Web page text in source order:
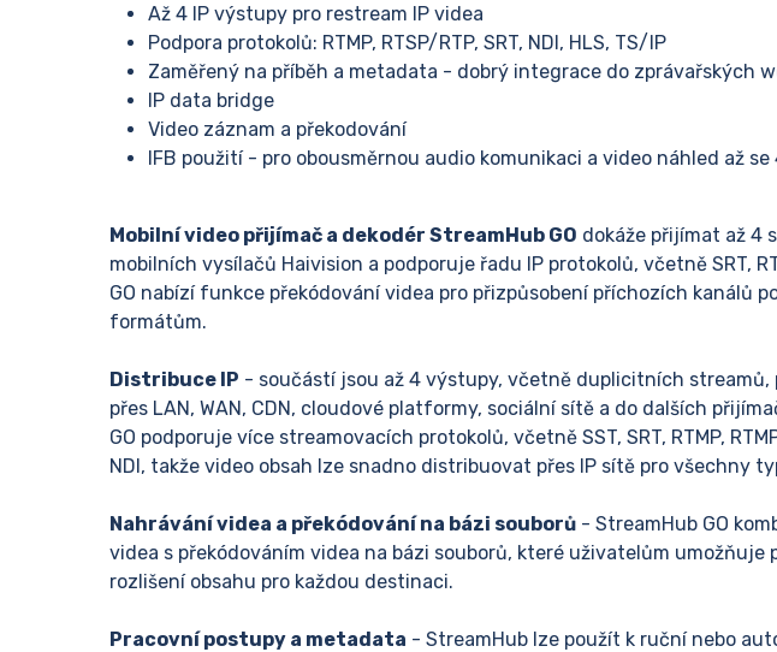
Až 4 IP výstupy pro restream IP videa
Podpora protokolů: RTMP, RTSP/RTP, SRT, NDI, HLS, TS/IP
Zaměřený na příběh a metadata - dobrý integrace do zprávařských
IP data bridge
Video záznam a překodování
IFB použití - pro obousměrnou audio komunikaci a video náhled až
Mobilní video přijímač a dekodér StreamHub GO dokáže přijímat až 4
mobilních vysílačů Haivision a podporuje řadu IP protokolů, včetně SRT,
GO nabízí funkce překódování videa pro přizpůsobení příchozích kanálů
formátům.
Distribuce IP - součástí jsou až 4 výstupy, včetně duplicitních streamů,
přes LAN, WAN, CDN, cloudové platformy, sociální sítě a do dalších
GO podporuje více streamovacích protokolů, včetně SST, SRT, RTMP,
NDI, takže video obsah lze snadno distribuovat přes IP sítě pro všechny
Nahrávání videa a překódování na bázi souborů - StreamHub GO
videa s překódováním videa na bázi souborů, které uživatelům
rozlišení obsahu pro každou destinaci.
Pracovní postupy a metadata - StreamHub lze použít k ruční nebo